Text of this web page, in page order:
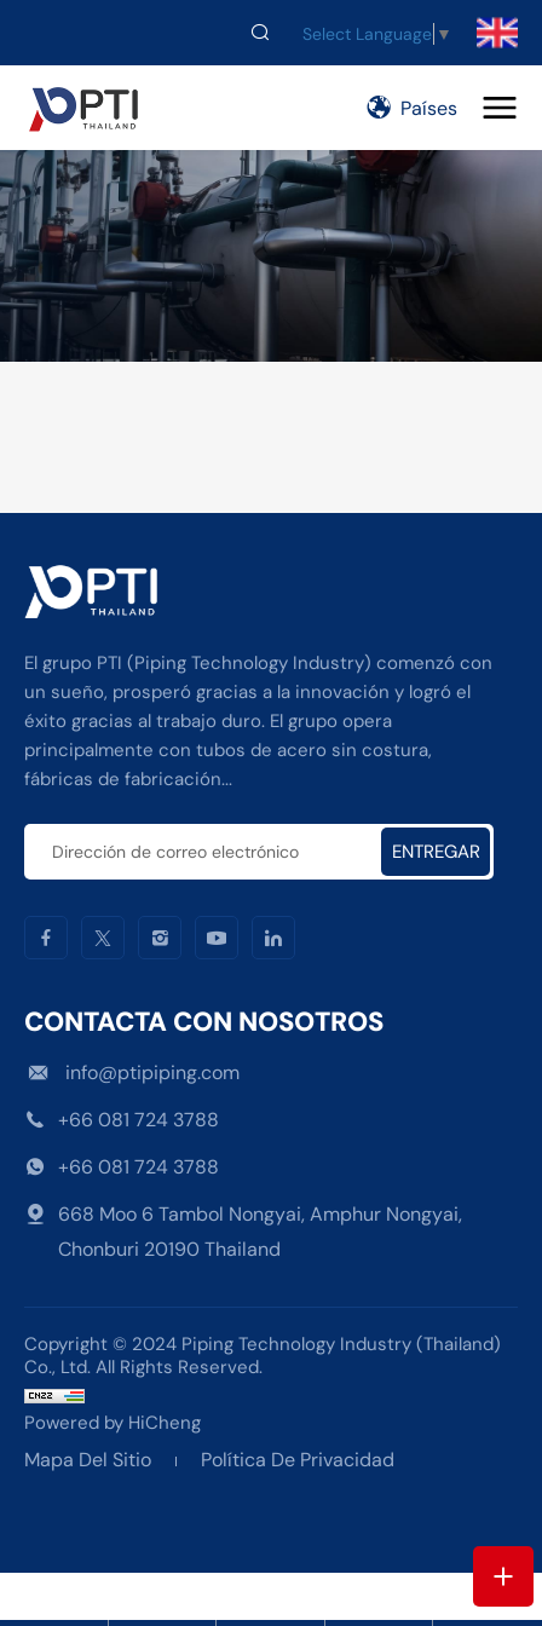
Select Language ▼
Países
El grupo PTI (Piping Technology Industry) comenzó con
un sueño, prosperó gracias a la innovación y logró el
éxito gracias al trabajo duro. El grupo opera
principalmente con tubos de acero sin costura,
fábricas de fabricación...
ENTREGAR
CONTACTA CON NOSOTROS
info@ptipiping.com
+66 081 724 3788
+66 081 724 3788
668 Moo 6 Tambol Nongyai, Amphur Nongyai,
Chonburi 20190 Thailand
Copyright © 2024 Piping Technology Industry (Thailand)
Co., Ltd. All Rights Reserved.
Powered by HiCheng
Mapa Del Sitio
Política De Privacidad